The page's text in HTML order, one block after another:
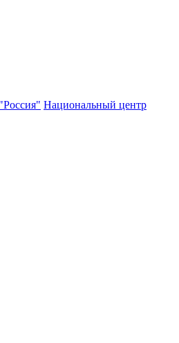
Национальный центр